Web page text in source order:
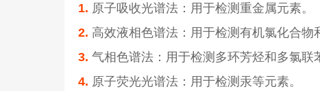
1. 原子吸收光谱法：用于检测重金属元素。
2. 高效液相色谱法：用于检测有机氯化合物
3. 气相色谱法：用于检测多环芳烃和多氯联
4. 原子荧光光谱法：用于检测汞等元素。